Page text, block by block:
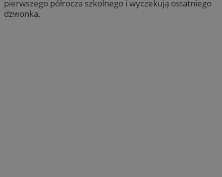
pierwszego półrocza szkolnego i wyczekują ostatniego
dzwonka.